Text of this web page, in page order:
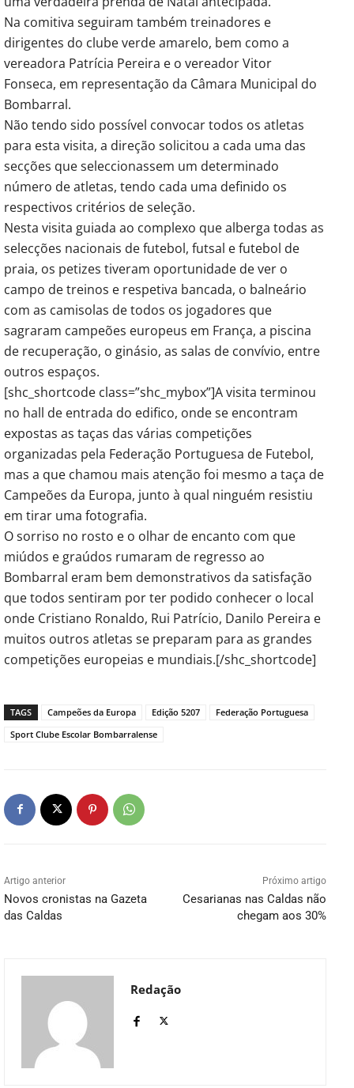
Na comitiva seguiram também treinadores e
dirigentes do clube verde amarelo, bem como a
vereadora Patrícia Pereira e o vereador Vitor
Fonseca, em representação da Câmara Municipal do
Bombarral.
Não tendo sido possível convocar todos os atletas
para esta visita, a direção solicitou a cada uma das
secções que seleccionassem um determinado
número de atletas, tendo cada uma definido os
respectivos critérios de seleção.
Nesta visita guiada ao complexo que alberga todas as
selecções nacionais de futebol, futsal e futebol de
praia, os petizes tiveram oportunidade de ver o
campo de treinos e respetiva bancada, o balneário
com as camisolas de todos os jogadores que
sagraram campeões europeus em França, a piscina
de recuperação, o ginásio, as salas de convívio, entre
outros espaços.
[shc_shortcode class=”shc_mybox”]A visita terminou
no hall de entrada do edifico, onde se encontram
expostas as taças das várias competições
organizadas pela Federação Portuguesa de Futebol,
mas a que chamou mais atenção foi mesmo a taça de
Campeões da Europa, junto à qual ninguém resistiu
em tirar uma fotografia.
O sorriso no rosto e o olhar de encanto com que
miúdos e graúdos rumaram de regresso ao
Bombarral eram bem demonstrativos da satisfação
que todos sentiram por ter podido conhecer o local
onde Cristiano Ronaldo, Rui Patrício, Danilo Pereira e
muitos outros atletas se preparam para as grandes
competições europeias e mundiais.[/shc_shortcode]
TAGS Campeões da Europa Edição 5207
Federação Portuguesa
Sport Clube Escolar Bombarralense
Artigo anterior
Novos cronistas na Gazeta
das Caldas
Próximo artigo
Cesarianas nas Caldas não
chegam aos 30%
Redação